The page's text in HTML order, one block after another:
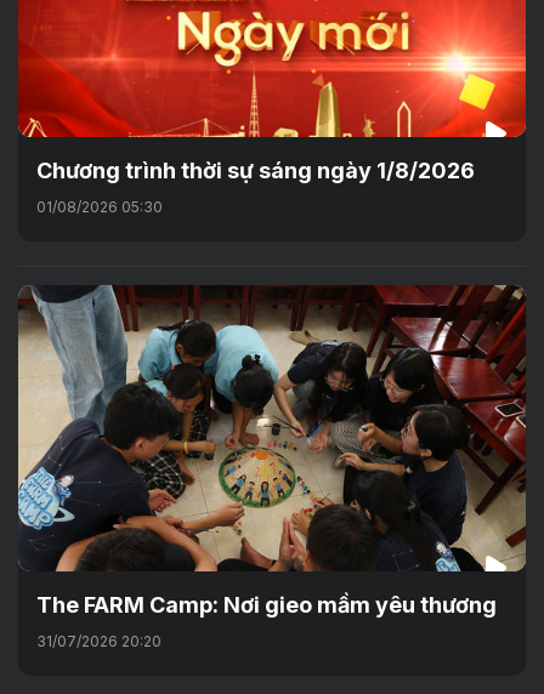
Chương trình thời sự sáng ngày 1/8/2026
01/08/2026 05:30
The FARM Camp: Nơi gieo mầm yêu thương
31/07/2026 20:20